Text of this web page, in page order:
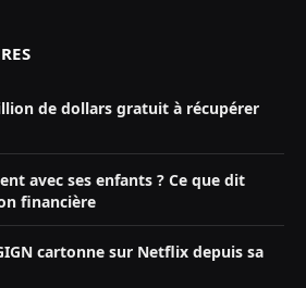
de dollars gratuit à récupérer
avec ses enfants ? Ce que dit
financière
cartonne sur Netflix depuis sa